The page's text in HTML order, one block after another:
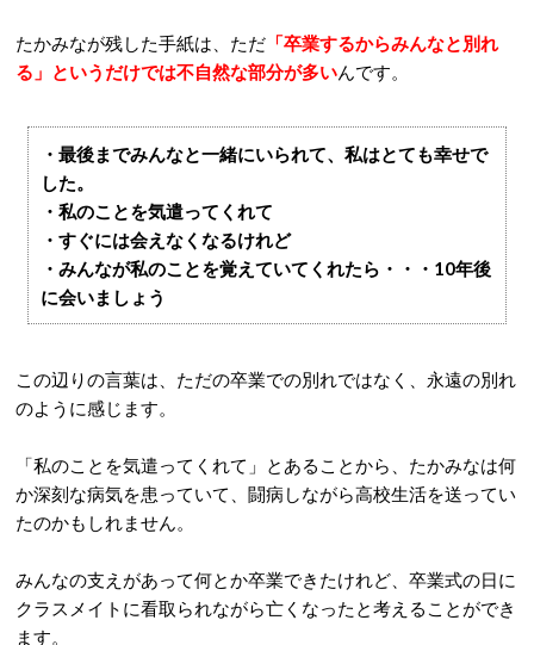
たかみなが残した手紙は、ただ 「卒業するからみんなと別れ
る」というだけでは不自然な部分が多いんです。
・最後までみんなと一緒にいられて、私はとても幸せで
した。
・私のことを気遣ってくれて
・すぐには会えなくなるけれど
・みんなが私のことを覚えていてくれたら・・・10年後
に会いましょう
この辺りの言葉は、ただの卒業での別れではなく、永遠の別れ
のように感じます。
「私のことを気遣ってくれて」とあることから、たかみなは何
か深刻な病気を患っていて、闘病しながら高校生活を送ってい
たのかもしれません。
みんなの支えがあって何とか卒業できたけれど、卒業式の日に
クラスメイトに看取られながら亡くなったと考えることができ
ます。